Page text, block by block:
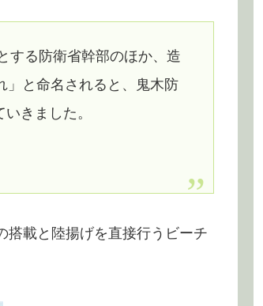
する防衛省幹部のほか、造
」と命名されると、鬼木防
きました。
搭載と陸揚げを直接行うビーチ